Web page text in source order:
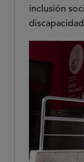
inclusión
discapacidad